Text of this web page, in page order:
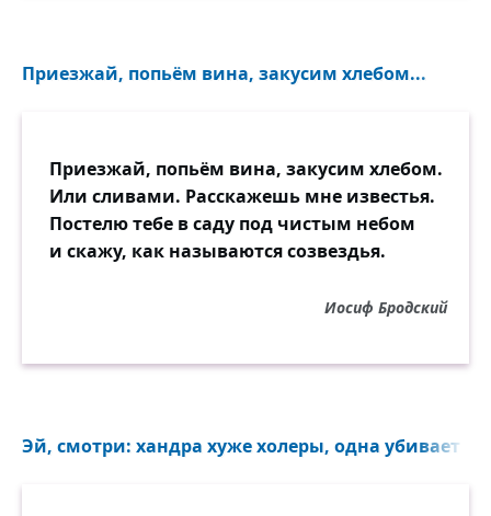
Приезжай, попьём вина, закусим хлебом...
Приезжай, попьём вина, закусим хлебом.
Или сливами. Расскажешь мне известья.
Постелю тебе в саду под чистым небом
и скажу, как называются созвездья.
Иосиф Бродский
Эй, смотри: хандра хуже холеры, одна убивает